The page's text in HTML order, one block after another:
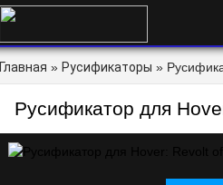
Главная » Русификаторы »
Русификатор для